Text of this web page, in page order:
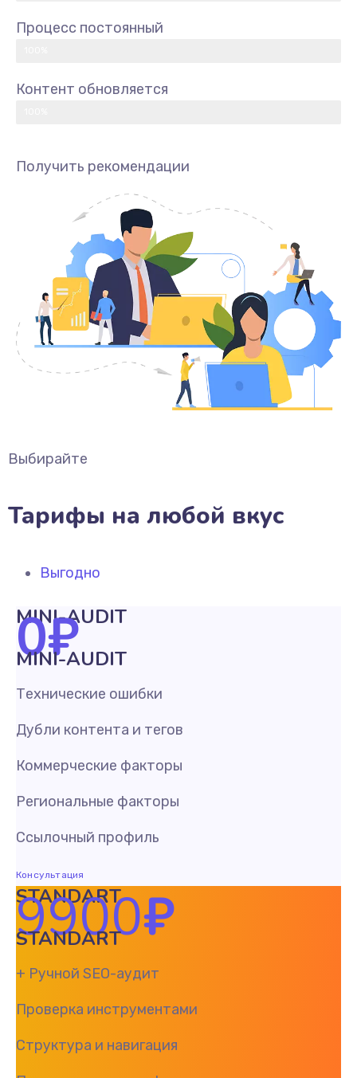
Процесс постоянный
Контент обновляется
Получить рекомендации
Выбирайте
Тарифы на любой вкус
Выгодно
MINI-AUDIT
0₽
MINI-AUDIT
Технические ошибки
Дубли контента и тегов
Коммерческие факторы
Региональные факторы
Ссылочный профиль
Консультация
STANDART
9900₽
STANDART
+ Ручной SEO-аудит
Проверка инструментами
Структура и навигация